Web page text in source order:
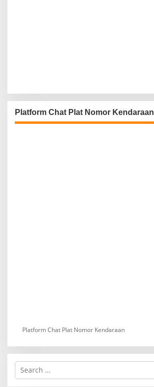
Platform Chat Plat Nomor Kendaraan
Platform Chat Plat Nomor Kendaraan
S